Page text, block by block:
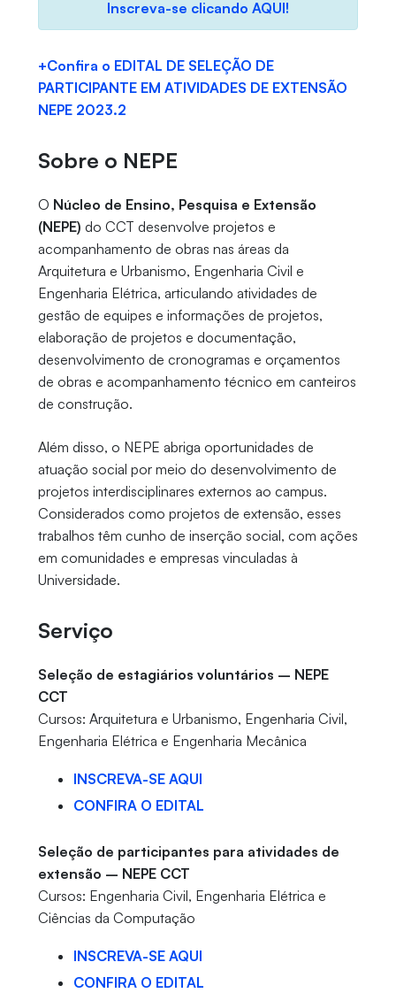
Inscreva-se clicando AQUI!
+Confira o EDITAL DE SELEÇÃO DE
PARTICIPANTE EM ATIVIDADES DE EXTENSÃO
NEPE 2023.2
Sobre o NEPE
O Núcleo de Ensino, Pesquisa e Extensão
(NEPE) do CCT desenvolve projetos e
acompanhamento de obras nas áreas da
Arquitetura e Urbanismo, Engenharia Civil e
Engenharia Elétrica, articulando atividades de
gestão de equipes e informações de projetos,
elaboração de projetos e documentação,
desenvolvimento de cronogramas e orçamentos
de obras e acompanhamento técnico em canteiros
de construção.
Além disso, o NEPE abriga oportunidades de
atuação social por meio do desenvolvimento de
projetos interdisciplinares externos ao campus.
Considerados como projetos de extensão, esses
trabalhos têm cunho de inserção social, com ações
em comunidades e empresas vinculadas à
Universidade.
Serviço
Seleção de estagiários voluntários – NEPE
CCT
Cursos: Arquitetura e Urbanismo, Engenharia Civil,
Engenharia Elétrica e Engenharia Mecânica
INSCREVA-SE AQUI
CONFIRA O EDITAL
Seleção de participantes para atividades de
extensão – NEPE CCT
Cursos: Engenharia Civil, Engenharia Elétrica e
Ciências da Computação
INSCREVA-SE AQUI
CONFIRA O EDITAL